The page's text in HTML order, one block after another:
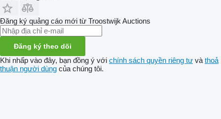
Đăng ký quảng cáo mới từ Troostwijk Auctions
Đăng ký theo dõi
Khi nhấp vào đây, bạn đồng ý với chính sách quyền riêng tư và thoả
thuận người dùng của chúng tôi.